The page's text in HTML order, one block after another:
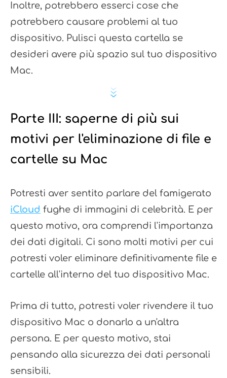
Inoltre, potrebbero esserci cose che
potrebbero causare problemi al tuo
dispositivo. Pulisci questa cartella se
desideri avere più spazio sul tuo dispositivo
Mac.
Parte III: saperne di più sui
motivi per l'eliminazione di file e
cartelle su Mac
Potresti aver sentito parlare del famigerato
iCloud fughe di immagini di celebrità. E per
questo motivo, ora comprendi l'importanza
dei dati digitali. Ci sono molti motivi per cui
potresti voler eliminare definitivamente file e
cartelle all'interno del tuo dispositivo Mac.
Prima di tutto, potresti voler rivendere il tuo
dispositivo Mac o donarlo a un'altra
persona. E per questo motivo, stai
pensando alla sicurezza dei dati personali
sensibili.